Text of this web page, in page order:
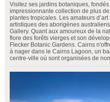
Visitez ses jardins botaniques,
impressionnante collection de plus
plantes tropicales. Les amateurs
artistiques des aborigènes
Gallery. Quant aux amoureux de la
flore des forêts vierges et son
Flecker Botanic Gardens. Cairns
à nager dans le Cairns Lagoon, un
centre-ville où sont organisées de